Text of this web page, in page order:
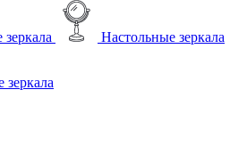
Настольные зеркала